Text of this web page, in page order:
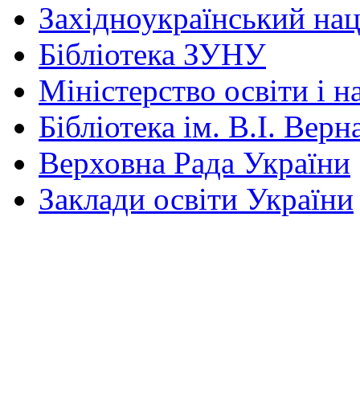
Західноукраїнський
Бібліотека ЗУНУ
Міністерство освіти і
Бібліотека ім. В.І.
Верховна Рада України
Заклади освіти України